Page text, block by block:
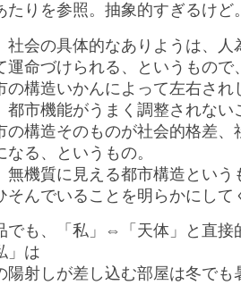
たりを参照。抽象的すぎるけど
社会の具体的なありようは、人
運命づけられる、というもので
の構造いかんによって左右され
都市機能がうまく調整されな
の構造そのものが社会的格差、
なる、というもの。
無機質に見える都市構造という
そんでいることを明らかにして
でも、「私」⇔「天体」と直接
」は
陽射しが差し込む部屋は冬でも